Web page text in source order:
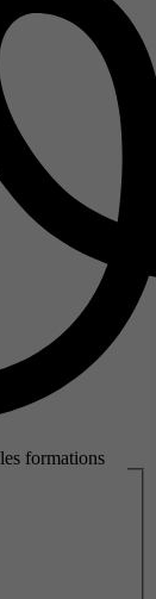
formations